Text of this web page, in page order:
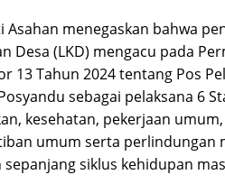
menegaskan bahwa
Desa (LKD) mengacu pada
13 Tahun 2024 tentang Pos
sebagai pelaksana 6
kesehatan, pekerjaan
umum serta perlindungan
siklus kehidupan